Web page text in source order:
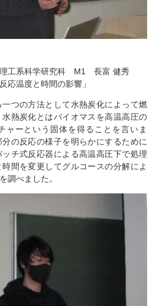
工系科学研究科 M1 長富 健秀
応温度と時間の影響」
つの方法として水熱炭化によって燃
熱炭化とはバイオマスを高温高圧の
ャーという固体を得ることを言いま
の反応の様子を明らかにするために
チ式反応器による高温高圧下で処理
間を変更してグルコースの分解によ
調べました。